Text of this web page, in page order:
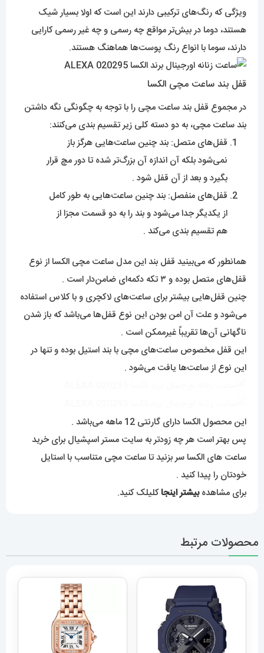
ویژگی که رنگ‌های‌ ترکیبی دارند این است که اولا بسیار شیک
هستند، دوما در بیش‌تر مواقع چه رسمی و چه غیر رسمی کارایی
دارند، سوما با انواع رنگ پوست‌ها هماهنگ هستند.
قفل بند ساعت مچی الکسا
در مجموع قفل بند ساعت مچی را با توجه به چگونگی نگه داشتن
بند ساعت مچی، به دو دسته کلی زیر تقسیم بندی می‌کنند:
قفل‌های متصل: بند چنین ساعت‌هایی هرگز باز
نمی‌شود بلکه آن اندازه آن بزرگ‌تر شده تا دور مچ قرار
بگیرد و بعد از آن قفل شود .
قفل‌های منفصل: بند چنین ساعت‌هایی به طور کامل
از یکدیگر جدا می‌شود و بند را به دو قسمت مجزا از
هم تقسیم بندی می‌کند .
همانطور که می‌بینید قفل بند این مدل ساعت مچی الکسا از نوع
قفل‌های متصل بوده و ۳ تکه دکمه‌ای ضامن‌دار است .
چنین قفل‌هایی بیشتر برای ساعت‌های لاکچری و با کلاس استفاده
می‌شود و علت آن امن بودن این نوع قفل‌ها می‌باشد که باز شدن
ناگهانی آن‌ها تقریباً غیرممکن است .
این قفل مخصوص ساعت‌های مچی با بند استیل بوده و تنها در
این نوع از ساعت‌ها یافت می‌شود .
این محصول الکسا دارای گارنتی 12 ماهه می‌باشد .
پس بهتر است هر چه زود‌تر به سایت مستر اسپشیال برای خرید
ساعت های الکسا سر بزنید تا ساعت مچی متناسب با استایل
خودتان را پیدا کنید .
برای مشاهدهبیشتر اینجاکلیلک کنید.
محصولات مرتبط